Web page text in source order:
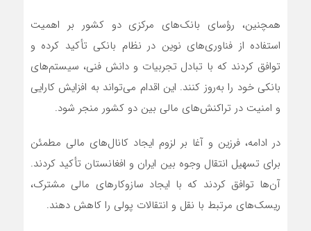
همچنین، رؤسای بانک‌های مرکزی دو کشور بر اهمیت
استفاده از فناوری‌های نوین در نظام بانکی تأکید کرده و
توافق کردند که با تبادل تجربیات و دانش فنی، سیستم‌های
بانکی خود را به‌روز کنند. این اقدام می‌تواند به افزایش کارایی
و امنیت در تراکنش‌های مالی بین دو کشور منجر شود.
در ادامه، فرزین و آغا بر لزوم ایجاد کانال‌های مالی مطمئن
برای تسهیل انتقال وجوه بین ایران و افغانستان تأکید کردند.
آن‌ها توافق کردند که با ایجاد سازوکارهای مالی مشترک،
ریسک‌های مرتبط با نقل و انتقالات پولی را کاهش دهند.